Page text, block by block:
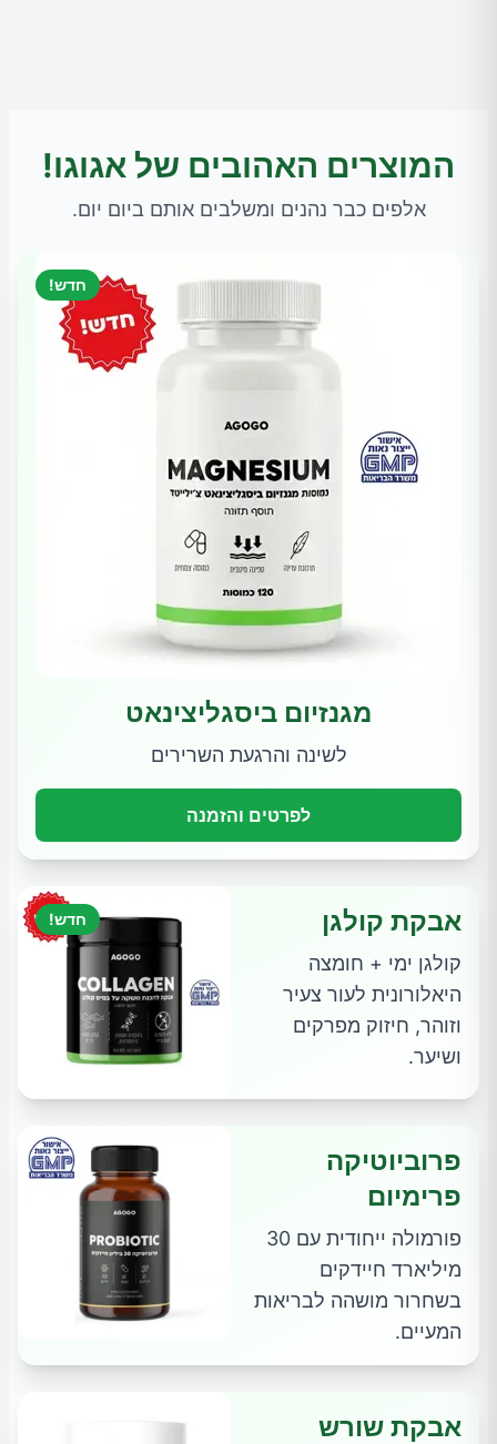
המוצרים האהובים של אגוגו!
אלפים כבר נהנים ומשלבים אותם ביום יום.
חדש!
מגנזיום ביסגליצינאט
לשינה והרגעת השרירים
לפרטים והזמנה
חדש! אבקת קולגן
קולגן ימי + חומצה
היאלורונית לעור צעיר
וזוהר, חיזוק מפרקים
ושיער.
פרוביוטיקה
פרימיום
פורמולה ייחודית עם 30
מיליארד חיידקים
בשחרור מושהה לבריאות
המעיים.
אבקת שורש